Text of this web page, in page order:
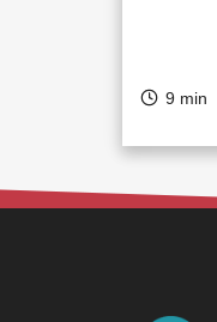
9 min